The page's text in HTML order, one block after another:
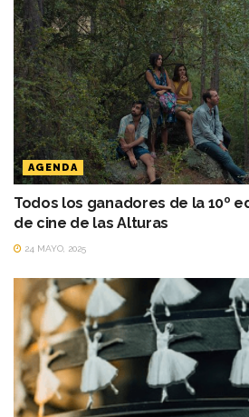
AGENDA
Todos los ganadores de la 10º
de cine de las Alturas
24 MAYO, 2025